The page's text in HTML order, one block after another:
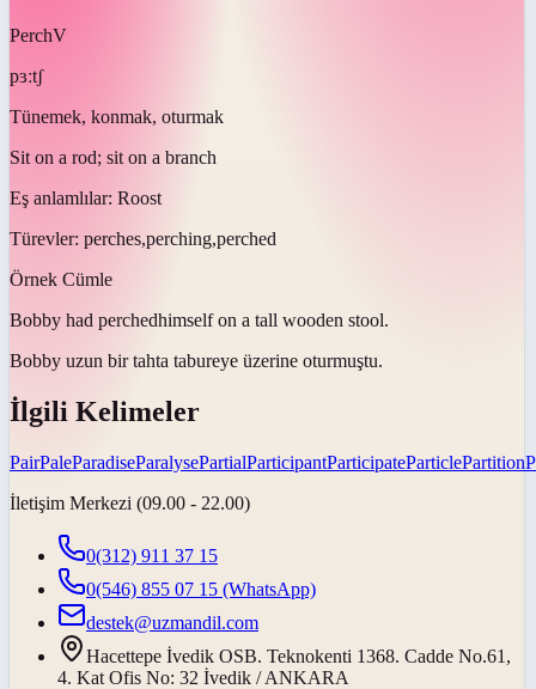
PerchV
pɜːtʃ
Tünemek, konmak, oturmak
Sit on a rod; sit on a branch
Eş anlamlılar: Roost
Türevler: perches,perching,perched
Örnek Cümle
Bobby had perchedhimself on a tall wooden stool.
Bobby uzun bir tahta tabureye üzerine oturmuştu.
İlgili Kelimeler
PairPaleParadiseParalysePartialParticipantParticipateParticlePartition
İletişim Merkezi (09.00 - 22.00)
0(312) 911 37 15
0(546) 855 07 15 (WhatsApp)
destek@uzmandil.com
Hacettepe İvedik OSB. Teknokenti 1368. Cadde No.61,
4. Kat Ofis No: 32 İvedik / ANKARA